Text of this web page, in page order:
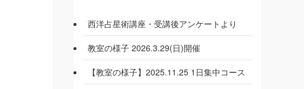
西洋占星術講座・受講後アンケートより
教室の様子 2026.3.29(日)開催
【教室の様子】2025.11.25 1日集中コース